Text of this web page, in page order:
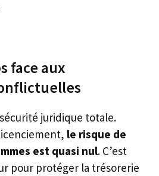
face aux
juridique totale.
le risque de
est quasi nul. C’est
pour protéger la trésorerie